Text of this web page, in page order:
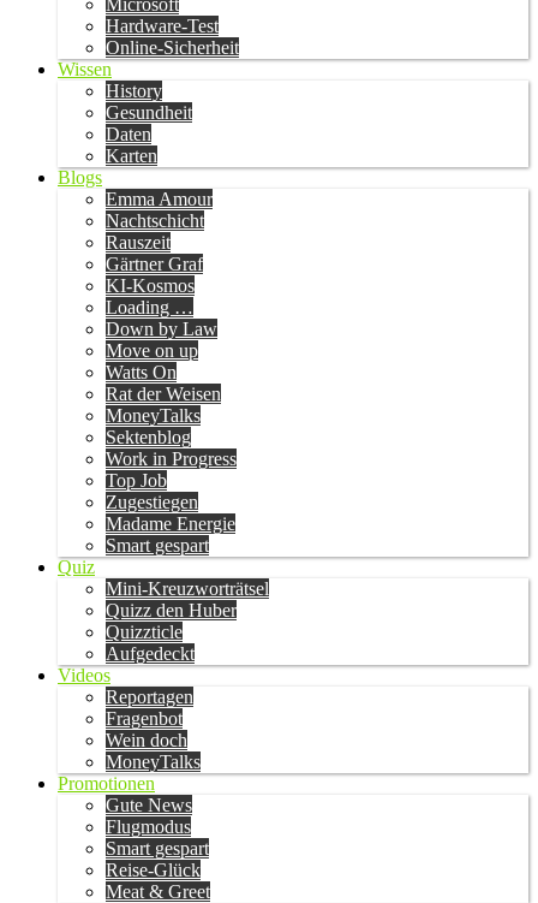
Microsoft
Hardware-Test
Online-Sicherheit
Wissen
History
Gesundheit
Daten
Karten
Blogs
Emma Amour
Nachtschicht
Rauszeit
Gärtner Graf
KI-Kosmos
Loading …
Down by Law
Move on up
Watts On
Rat der Weisen
MoneyTalks
Sektenblog
Work in Progress
Top Job
Zugestiegen
Madame Energie
Smart gespart
Quiz
Mini-Kreuzworträtsel
Quizz den Huber
Quizzticle
Aufgedeckt
Videos
Reportagen
Fragenbot
Wein doch
MoneyTalks
Promotionen
Gute News
Flugmodus
Smart gespart
Reise-Glück
Meat & Greet